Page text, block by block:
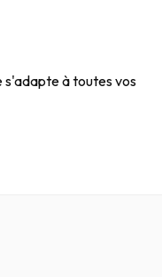
s'adapte à toutes vos